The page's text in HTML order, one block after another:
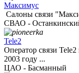
Максимус
Салоны связи
СВАО -
Tele2
Оператор связи
2003 году ...
ЦАО - Басманный